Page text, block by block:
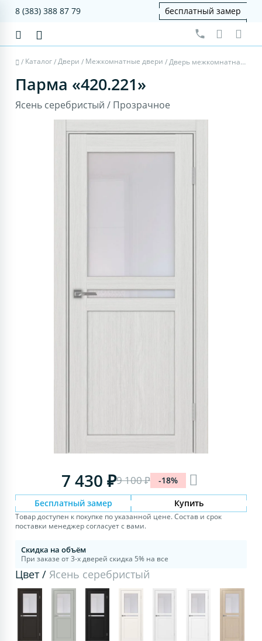
8 (383) 388 87 79 бесплатный замер
/ Каталог/Двери / Межкомнатные двери / Дверь межкомнатная Парма 420.221 - ясень серебристый, прозрачное
Парма «420.221»
Ясень серебристый / Прозрачное
7 430 ₽9 100 ₽ -18%
Бесплатный замер Купить
Товар доступен к покупке по указанной цене. Состав и срок
поставки менеджер согласует с вами.
Скидка на объём
При заказе от 3-х дверей скидка 5% на все
Цвет /Ясень серебристый